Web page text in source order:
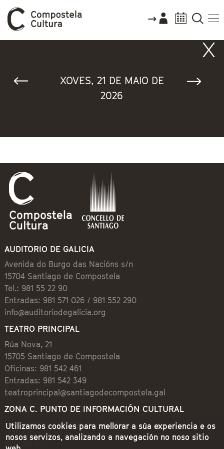
XOVES, 21 DE MAIO DE
2026
AUDITORIO DE GALICIA
Avenida do Burgo das Nacións s/n
15704 Santiago de Compostela
Tel.: 981 55 22 90
Entradas: 981 571 026 / 981 552 290
info@auditoriodegalicia.org
TEATRO PRINCIPAL
Rúa Nova, 21
15705 Santiago de Compostela
Oficinas: 981 542 461
Entradas: 981 542 349
teatroprincipal@santiagodecompostela.gal
ZONA C. PUNTO DE INFORMACIÓN CULTURAL
Preguntoiro, 1 (Praza de Cervantes)
15704 Santiago de Compostela
981 542 462
Utilizamos cookies para mellorar a súa experiencia e os
nosos servizos, analizando a navegación no noso sitio